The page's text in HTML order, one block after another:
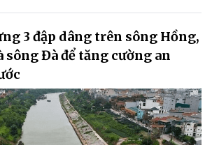
3 đập dâng trên sông Hồng,
sông Đà để tăng cường an